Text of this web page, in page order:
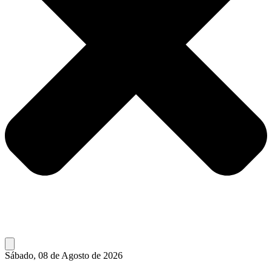
Sábado, 08 de Agosto de 2026